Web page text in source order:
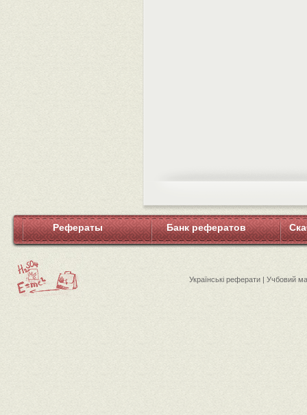
Рефераты Банк рефератов
Українські реферати | Учбовий